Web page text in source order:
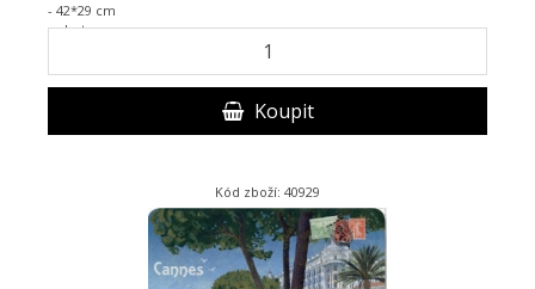
- 42*29 cm
- plast
Koupit
Kód zboží: 40929